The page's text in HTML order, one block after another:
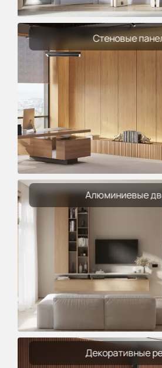
Стеновые
Алюминиевые
Декоративные